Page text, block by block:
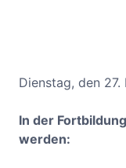
Dienstag, den
In der
werden: